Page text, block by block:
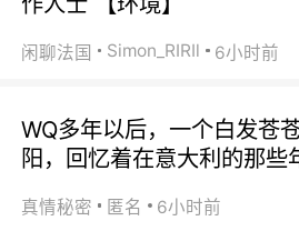
闲聊法国 Simon_RIRIl 6小时前
WQ多年以后，一个白发苍
阳，回忆着在意大利的那些
真情秘密 匿名 6小时前